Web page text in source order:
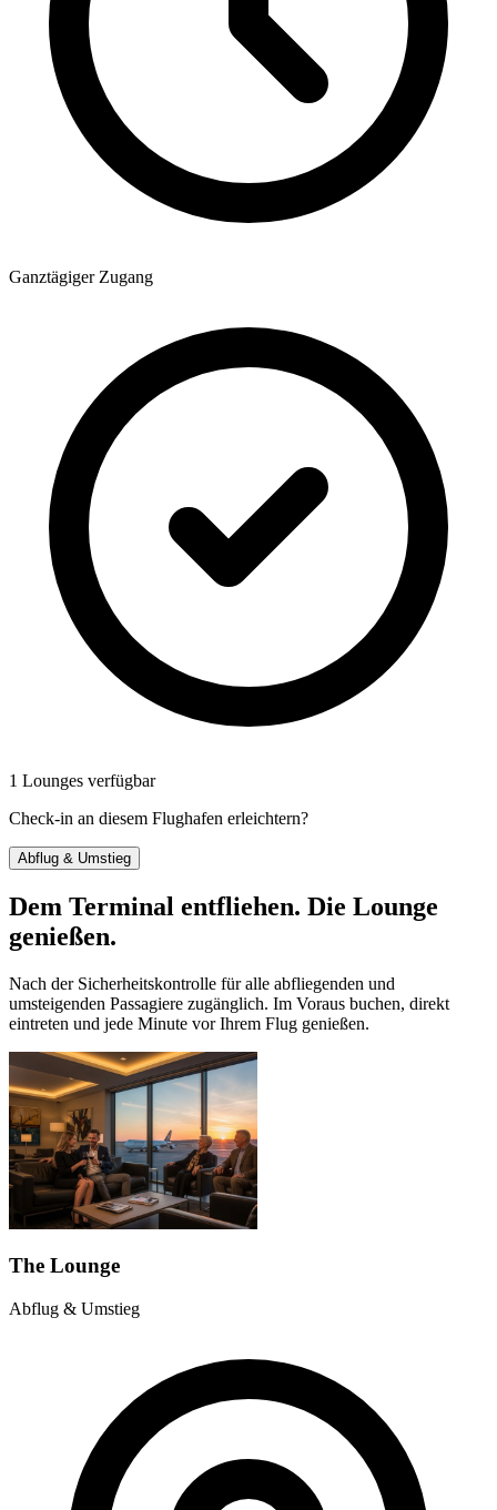
Ganztägiger Zugang
1 Lounges verfügbar
Check-in an diesem Flughafen erleichtern?
Abflug & Umstieg
Dem Terminal entfliehen. Die Lounge
genießen.
Nach der Sicherheitskontrolle für alle abfliegenden und
umsteigenden Passagiere zugänglich. Im Voraus buchen, direkt
eintreten und jede Minute vor Ihrem Flug genießen.
The Lounge
Abflug & Umstieg